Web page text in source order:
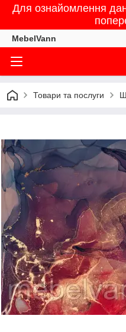
Для ознайомлення
MebelVann
Товари та послуги